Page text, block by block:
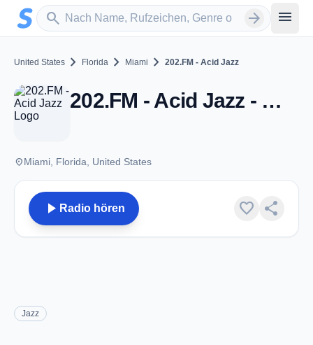
Zum Hauptinhalt springen
search
Sender suchen arrow_forward menu
United States chevron_right Florida chevron_right Miami chevron_right 202.FM - Acid Jazz
202.FM - Acid Jazz - Miami, FL
placeMiami, Florida, United States
play_arrow Radio hören favorite share
Jazz